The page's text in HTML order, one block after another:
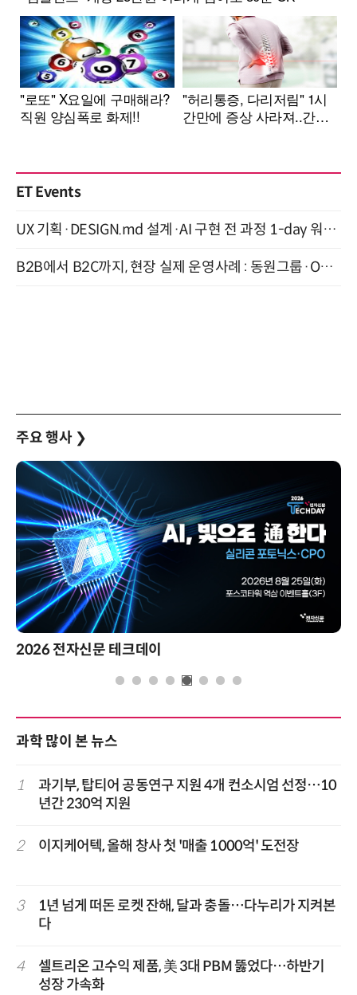
ET Events
UX 기획·DESIGN.md 설계·AI 구현 전 과정 1-day 워크숍 with Claude Code·Codex 9월 15일 개최
B2B에서 B2C까지, 현장 실제 운영사례 : 동원그룹·OCI·다이닝브랜즈그룹·당근 (8/27)
주요 행사 ❯
2026 전자신문 테크데이
과학 많이 본 뉴스
1
과기부, 탑티어 공동연구 지원 4개 컨소시엄 선정…10
년간 230억 지원
2 이지케어텍, 올해 창사 첫 '매출 1000억' 도전장
3
1년 넘게 떠돈 로켓 잔해, 달과 충돌…다누리가 지켜본
다
4
셀트리온 고수익 제품, 美 3대 PBM 뚫었다…하반기
성장 가속화